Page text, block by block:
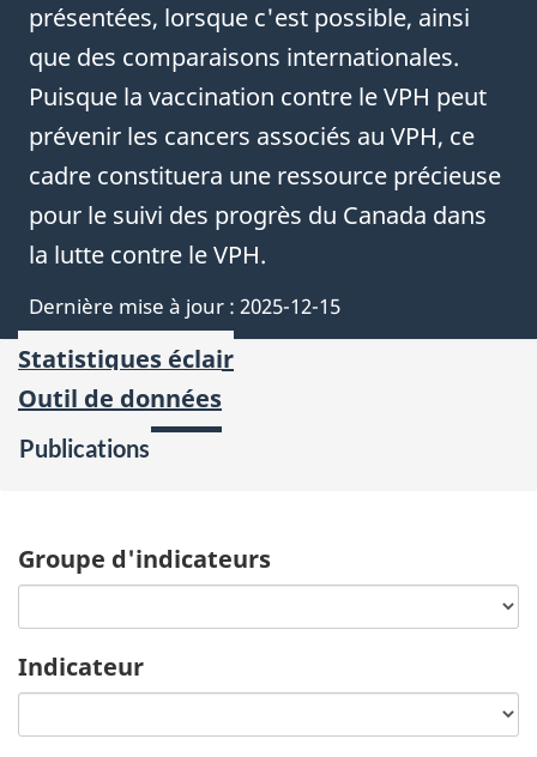
présentées, lorsque c'est possible, ainsi
que des comparaisons internationales.
Puisque la vaccination contre le VPH peut
prévenir les cancers associés au VPH, ce
cadre constituera une ressource précieuse
pour le suivi des progrès du Canada dans
la lutte contre le VPH.
Dernière mise à jour : 2025-12-15
Statistiques éclair
Outil de données
Publications
Groupe d'indicateurs
Indicateur